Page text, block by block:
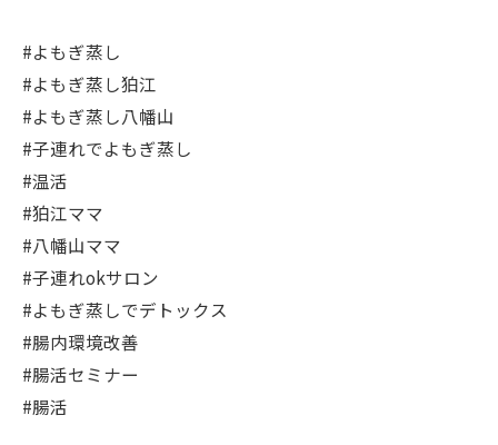
#よもぎ蒸し
#よもぎ蒸し狛江
#よもぎ蒸し八幡山
#子連れでよもぎ蒸し
#温活
#狛江ママ
#八幡山ママ
#子連れokサロン
#よもぎ蒸しでデトックス
#腸内環境改善
#腸活セミナー
#腸活